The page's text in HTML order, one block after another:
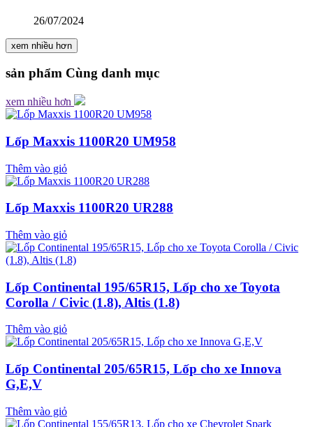
26/07/2024
xem nhiều hơn
sản phẩm Cùng danh mục
xem nhiều hơn
Lốp Maxxis 1100R20 UM958
Thêm vào giỏ
Lốp Maxxis 1100R20 UR288
Thêm vào giỏ
Lốp Continental 195/65R15, Lốp cho xe Toyota
Corolla / Civic (1.8), Altis (1.8)
Thêm vào giỏ
Lốp Continental 205/65R15, Lốp cho xe Innova
G,E,V
Thêm vào giỏ